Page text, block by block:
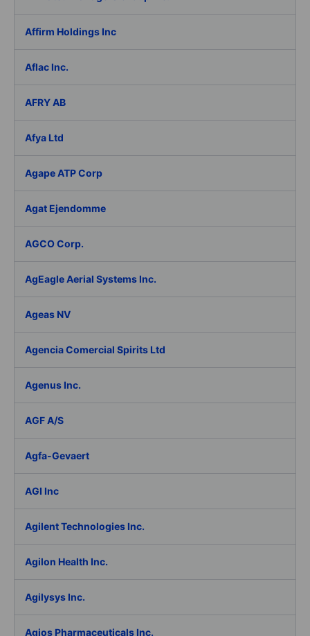
Affirm Holdings Inc
Aflac Inc.
AFRY AB
Afya Ltd
Agape ATP Corp
Agat Ejendomme
AGCO Corp.
AgEagle Aerial Systems Inc.
Ageas NV
Agencia Comercial Spirits Ltd
Agenus Inc.
AGF A/S
Agfa-Gevaert
AGI Inc
Agilent Technologies Inc.
Agilon Health Inc.
Agilysys Inc.
Agios Pharmaceuticals Inc.